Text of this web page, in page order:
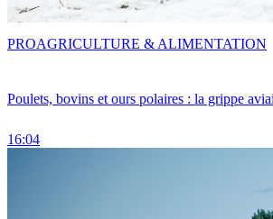
Poulets, bovins et ours polaires : la grippe
16:04
PROAGRICULTURE & ALIMENTATION